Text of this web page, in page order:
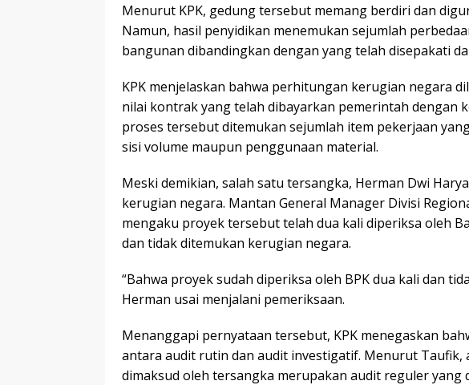
Menurut KPK, gedung tersebut memang berdiri dan
Namun, hasil penyidikan menemukan sejumlah
bangunan dibandingkan dengan yang telah disepakati
KPK menjelaskan bahwa perhitungan kerugian negara
nilai kontrak yang telah dibayarkan pemerintah dengan
proses tersebut ditemukan sejumlah item pekerjaan
sisi volume maupun penggunaan material.
Meski demikian, salah satu tersangka, Herman Dwi
kerugian negara. Mantan General Manager Divisi
mengaku proyek tersebut telah dua kali diperiksa oleh
dan tidak ditemukan kerugian negara.
“Bahwa proyek sudah diperiksa oleh BPK dua kali dan
Herman usai menjalani pemeriksaan.
Menanggapi pernyataan tersebut, KPK menegaskan
antara audit rutin dan audit investigatif. Menurut Taufik,
dimaksud oleh tersangka merupakan audit reguler yang